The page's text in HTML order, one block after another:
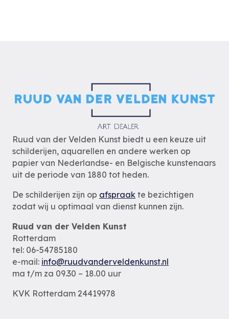
Ruud van der Velden Kunst biedt u een keuze uit
schilderijen, aquarellen en andere werken op
papier van Nederlandse- en Belgische kunstenaars
uit de periode van 1880 tot heden.
De schilderijen zijn op afspraak te bezichtigen
zodat wij u optimaal van dienst kunnen zijn.
Ruud van der Velden Kunst
Rotterdam
tel: 06-54785180
e-mail: info@ruudvanderveldenkunst.nl
ma t/m za 09.30 – 18.00 uur
KVK Rotterdam 24419978